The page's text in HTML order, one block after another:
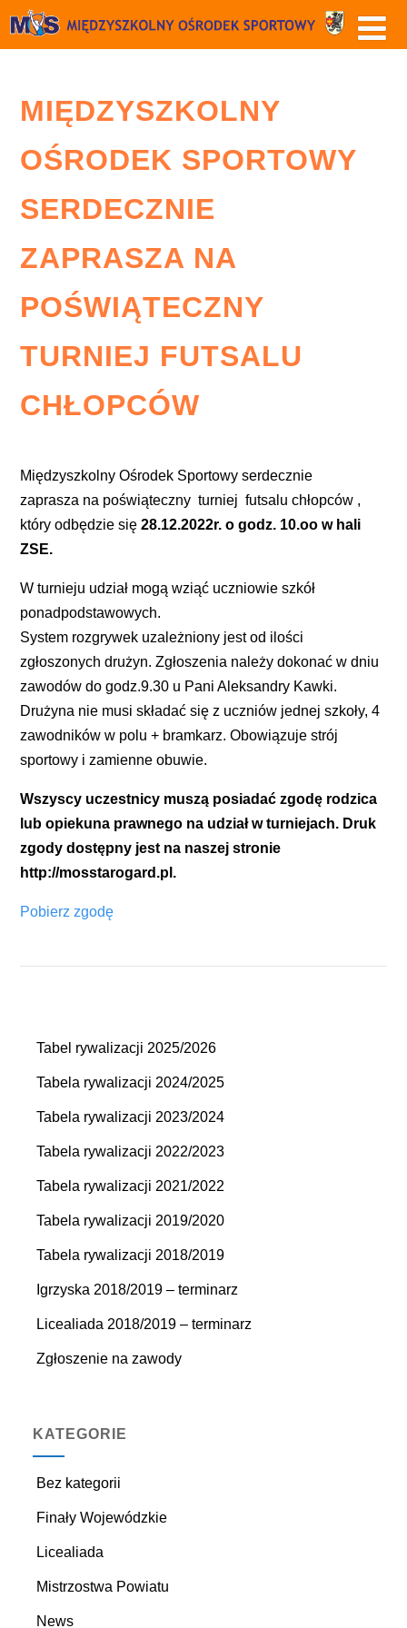
MIĘDZYSZKOLNY
OŚRODEK SPORTOWY
SERDECZNIE
ZAPRASZA NA
POŚWIĄTECZNY
TURNIEJ FUTSALU
CHŁOPCÓW
Międzyszkolny Ośrodek Sportowy serdecznie
zaprasza na poświąteczny turniej futsalu chłopców ,
który odbędzie się 28.12.2022r. o godz. 10.oo w hali
ZSE.
W turnieju udział mogą wziąć uczniowie szkół
ponadpodstawowych.
System rozgrywek uzależniony jest od ilości
zgłoszonych drużyn. Zgłoszenia należy dokonać w dniu
zawodów do godz.9.30 u Pani Aleksandry Kawki.
Drużyna nie musi składać się z uczniów jednej szkoły, 4
zawodników w polu + bramkarz. Obowiązuje strój
sportowy i zamienne obuwie.
Wszyscy uczestnicy muszą posiadać zgodę rodzica
lub opiekuna prawnego na udział w turniejach. Druk
zgody dostępny jest na naszej stronie
http://mosstarogard.pl.
Pobierz zgodę
Tabel rywalizacji 2025/2026
Tabela rywalizacji 2024/2025
Tabela rywalizacji 2023/2024
Tabela rywalizacji 2022/2023
Tabela rywalizacji 2021/2022
Tabela rywalizacji 2019/2020
Tabela rywalizacji 2018/2019
Igrzyska 2018/2019 – terminarz
Licealiada 2018/2019 – terminarz
Zgłoszenie na zawody
KATEGORIE
Bez kategorii
Finały Wojewódzkie
Licealiada
Mistrzostwa Powiatu
News